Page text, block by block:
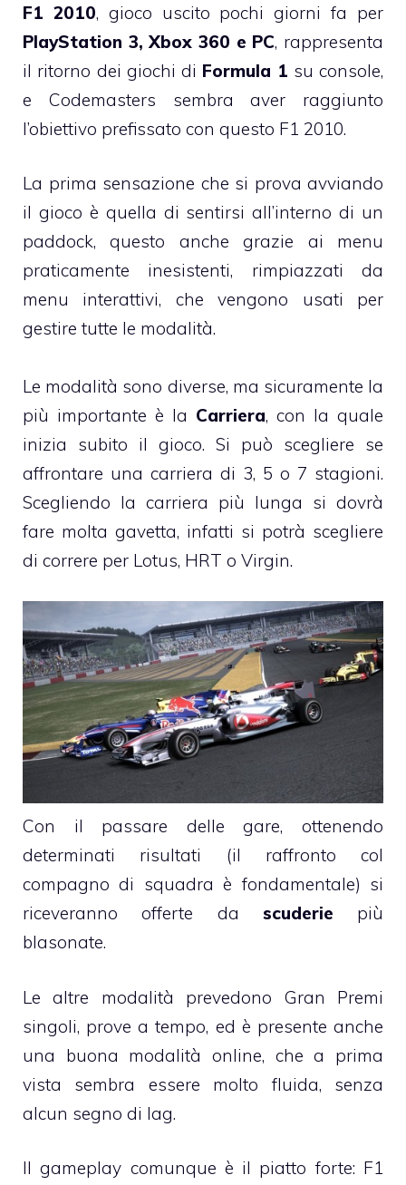
F1 2010, gioco uscito pochi giorni fa per
PlayStation 3, Xbox 360 e PC, rappresenta
il ritorno dei giochi di Formula 1 su console,
e Codemasters sembra aver raggiunto
l’obiettivo prefissato con questo F1 2010.
La prima sensazione che si prova avviando
il gioco è quella di sentirsi all’interno di un
paddock, questo anche grazie ai menu
praticamente inesistenti, rimpiazzati da
menu interattivi, che vengono usati per
gestire tutte le modalità.
Le modalità sono diverse, ma sicuramente la
più importante è la Carriera, con la quale
inizia subito il gioco. Si può scegliere se
affrontare una carriera di 3, 5 o 7 stagioni.
Scegliendo la carriera più lunga si dovrà
fare molta gavetta, infatti si potrà scegliere
di correre per Lotus, HRT o Virgin.
Con il passare delle gare, ottenendo
determinati risultati (il raffronto col
compagno di squadra è fondamentale) si
riceveranno offerte da scuderie più
blasonate.
Le altre modalità prevedono Gran Premi
singoli, prove a tempo, ed è presente anche
una buona modalità online, che a prima
vista sembra essere molto fluida, senza
alcun segno di lag.
Il gameplay comunque è il piatto forte: F1